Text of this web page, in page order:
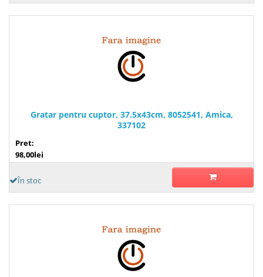
Gratar pentru cuptor, 37.5x43cm, 8052541, Amica,
337102
Pret:
98,00lei
În stoc